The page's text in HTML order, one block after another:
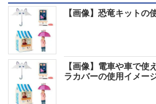
【画像】恐竜キットの
【画像】電車や車で使
ラカバーの使用イメー